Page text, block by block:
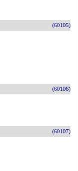
(60105)
(60106)
(60107)